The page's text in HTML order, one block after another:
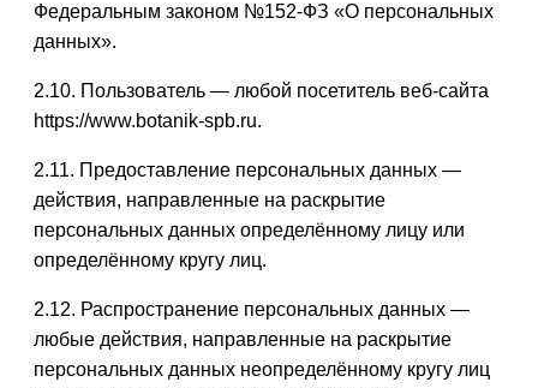
Федеральным законом №152-ФЗ «О персональных
данных».
2.10. Пользователь — любой посетитель веб-сайта
https://www.botanik-spb.ru.
2.11. Предоставление персональных данных —
действия, направленные на раскрытие
персональных данных определённому лицу или
определённому кругу лиц.
2.12. Распространение персональных данных —
любые действия, направленные на раскрытие
персональных данных неопределённому кругу лиц